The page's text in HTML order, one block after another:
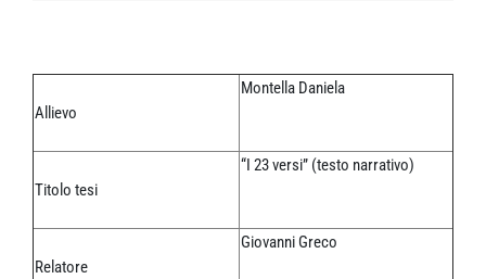
Allievo
Montella Daniela
Titolo tesi
“I 23 versi” (testo narrativo)
Relatore
Giovanni Greco